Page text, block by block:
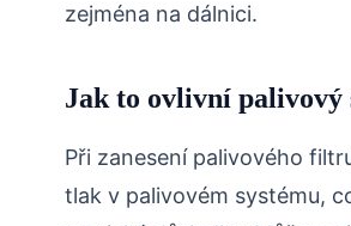
zejména na dálnici.
Jak to ovlivní palivový
Při zanesení palivového
tlak v palivovém systému,